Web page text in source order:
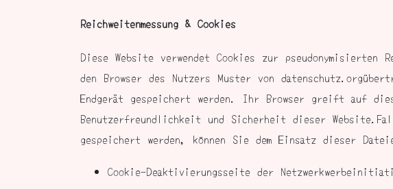
Reichweitenmessung & Cookies
Diese Website verwendet Cookies zur pseudonymisierten
den Browser des Nutzers Muster von
Endgerät gespeichert werden. Ihr Browser greift auf
Benutzerfreundlichkeit und Sicherheit dieser
gespeichert werden, können Sie dem Einsatz dieser
Cookie-Deaktivierungsseite der